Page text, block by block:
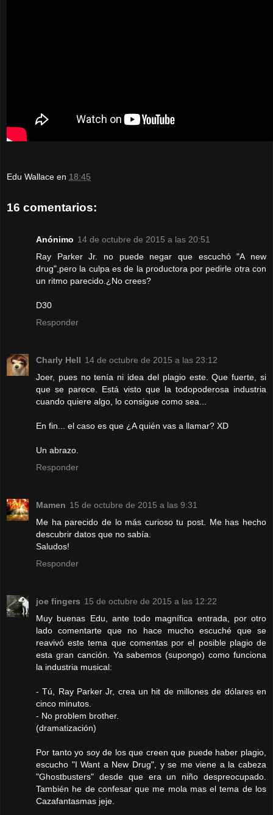
Edu Wallace en 18:45
16 comentarios:
Anónimo 14 de octubre de 2015 a las 20:51
Ray Parker Jr. no puede negar que escuchó "A new
drug",pero la culpa es de la productora por pedirle otra con
un ritmo parecido.¿No crees?
D30
Responder
Charly Hell 14 de octubre de 2015 a las 23:12
Joer, pues no tenía ni idea del plagio este. Que fuerte, si
que se parece. Está visto que la todopoderosa industria
cuando quiere algo, lo consigue como sea...
En fin... el caso es que ¿A quién vas a llamar? XD
Un abrazo.
Responder
Mamen 15 de octubre de 2015 a las 9:31
Me ha parecido de lo más curioso tu post. Me has hecho
descubrir datos que no sabía.
Saludos!
Responder
joe fingers 15 de octubre de 2015 a las 12:22
Muy buenas Edu, ante todo magnífica entrada, por otro
lado comentarte que no hace mucho escuché que se
reavivó este tema que comentas por el posible plagio de
esta gran canción. Ya sabemos (supongo) como funciona
la industria musical:
- Tú, Ray Parker Jr, crea un hit de millones de dólares en
cinco minutos.
- No problem brother.
(dramatización)
Por tanto yo soy de los que creen que puede haber plagio,
escucho "I Want a New Drug", y se me viene a la cabeza
"Ghostbusters" desde que era un niño despreocupado.
También he de confesar que me mola mas el tema de los
Cazafantasmas jeje.